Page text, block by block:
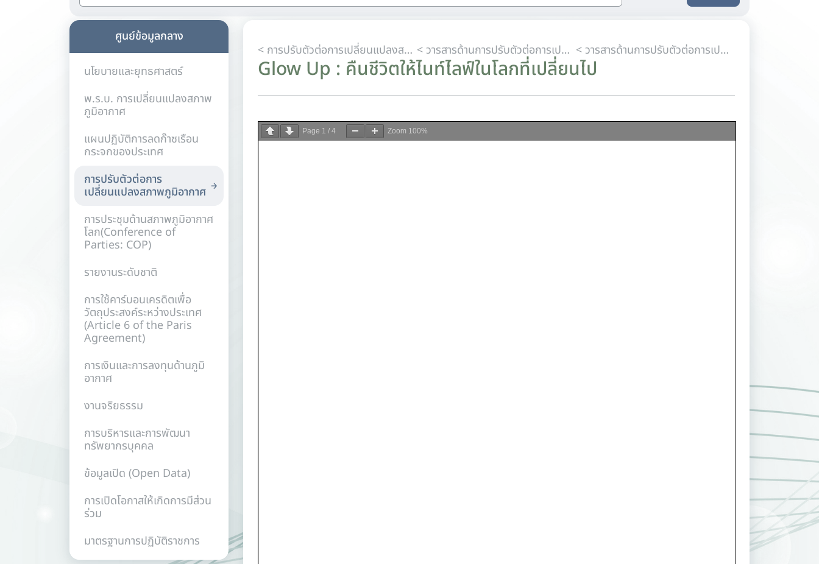
ศูนย์ข้อมูลกลาง
นโยบายและยุทธศาสตร์
พ.ร.บ. การเปลี่ยนแปลงสภาพ
ภูมิอากาศ
แผนปฏิบัติการลดก๊าซเรือน
กระจกของประเทศ
การปรับตัวต่อการ
เปลี่ยนแปลงสภาพภูมิอากาศ
การประชุมด้านสภาพภูมิอากาศ
โลก(Conference of
Parties: COP)
รายงานระดับชาติ
การใช้คาร์บอนเครดิตเพื่อ
วัตถุประสงค์ระหว่างประเทศ
(Article 6 of the Paris
Agreement)
การเงินและการลงทุนด้านภูมิ
อากาศ
งานจริยธรรม
การบริหารและการพัฒนา
ทรัพยากรบุคคล
ข้อมูลเปิด (Open Data)
การเปิดโอกาสให้เกิดการมีส่วน
ร่วม
มาตรฐานการปฏิบัติราชการ
< การปรับตัวต่อการเปลี่ยนแปลงสภาพภูมิอากาศ < วารสารด้านการปรับตัวต่อการเปลี่ยนแปลงสภาพภูมิอากาศ < วารสารด้านการปรับตัวต่อการเปลี่ยนแปลงสภาพภูมิอากาศ ฉบับปี 2025
Glow Up : คืนชีวิตให้ไนท์ไลฟ์ในโลกที่เปลี่ยนไป
Page 1 / 4 Zoom 100%